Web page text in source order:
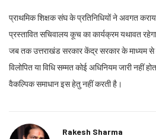
प्राथमिक शिक्षक संघ के प्रतिनिधियों ने अवगत
प्रस्तावित सचिवालय कूच का कार्यक्रम यथावत
जब तक उत्तराखंड सरकार केंद्र सरकार के माध्यम
विलोपित या विधि सम्मत कोई अधिनियम जारी नहीं
वैकल्पिक समाधान इस हेतु नहीं करती है।
Rakesh Sharma